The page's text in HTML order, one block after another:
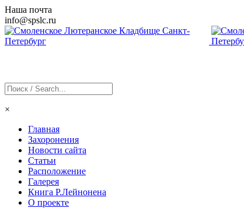
Наша почта
info@spslc.ru
×
Главная
Захоронения
Новости сайта
Статьи
Расположение
Галерея
Книга Р.Лейнонена
О проекте